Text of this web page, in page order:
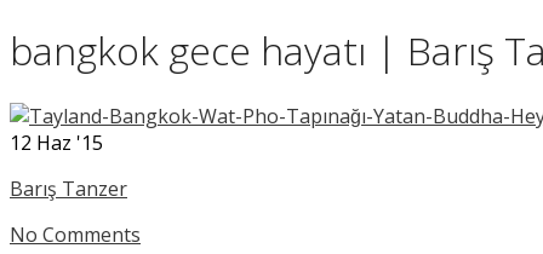
bangkok gece hayatı | Barış
12 Haz '15
Barış Tanzer
No Comments